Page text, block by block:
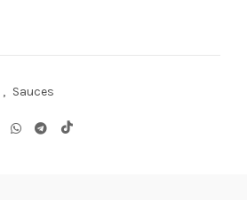
, Sauces